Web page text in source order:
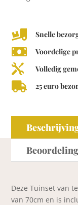
 Snelle
 Voordelige
 Volledig
 25 euro
Deze Tuinset van
van 70cm en is